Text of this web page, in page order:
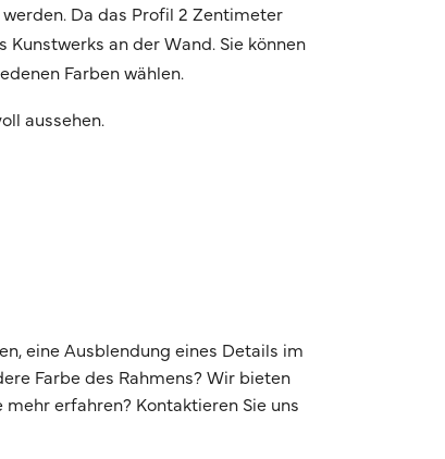
Da das Profil 2 Zentimeter
an der Wand. Sie können
Farben wählen.
aussehen.
eine Ausblendung eines Details im
Farbe des Rahmens? Wir bieten
erfahren? Kontaktieren Sie uns